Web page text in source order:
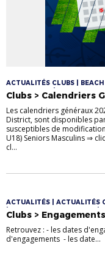
ACTUALITÉS CLUBS |
D'ANIMATION | FOOTBALL
JEUNES MASCULINS | LOISIR
MASCULINS | U10/U11 |
U14/U16/U18 | U6/U7 | U8/U9 |
Clubs > Calendriers
Les calendriers généraux
District, sont disponibles
susceptibles de
U18) Seniors Masculins ⇒
cl...
ACTUALITÉS | ACTUALITÉS
| FOOTBALL D'ANIMATION |
FÉMININES | JEUNES
SENIORS MASCULINS | U10/
U12M/U13M | U14/U16/U18 |
Clubs >
Retrouvez : - les dates
d'engagements - les date...